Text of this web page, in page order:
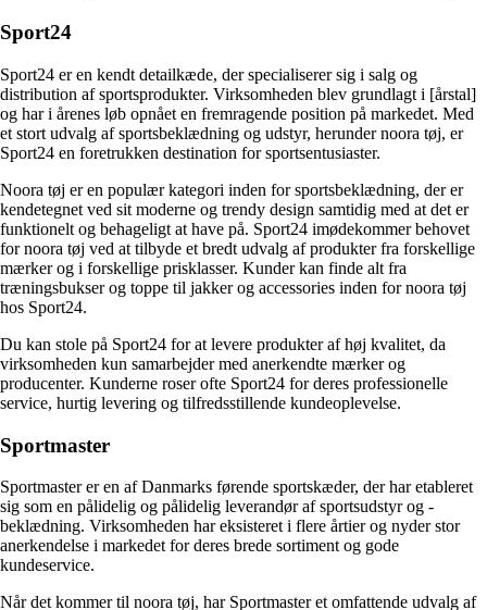
Sport24
Sport24 er en kendt detailkæde, der specialiserer sig i salg og
distribution af sportsprodukter. Virksomheden blev grundlagt i [årstal]
og har i årenes løb opnået en fremragende position på markedet. Med
et stort udvalg af sportsbeklædning og udstyr, herunder noora tøj, er
Sport24 en foretrukken destination for sportsentusiaster.
Noora tøj er en populær kategori inden for sportsbeklædning, der er
kendetegnet ved sit moderne og trendy design samtidig med at det er
funktionelt og behageligt at have på. Sport24 imødekommer behovet
for noora tøj ved at tilbyde et bredt udvalg af produkter fra forskellige
mærker og i forskellige prisklasser. Kunder kan finde alt fra
træningsbukser og toppe til jakker og accessories inden for noora tøj
hos Sport24.
Du kan stole på Sport24 for at levere produkter af høj kvalitet, da
virksomheden kun samarbejder med anerkendte mærker og
producenter. Kunderne roser ofte Sport24 for deres professionelle
service, hurtig levering og tilfredsstillende kundeoplevelse.
Sportmaster
Sportmaster er en af Danmarks førende sportskæder, der har etableret
sig som en pålidelig og pålidelig leverandør af sportsudstyr og -
beklædning. Virksomheden har eksisteret i flere årtier og nyder stor
anerkendelse i markedet for deres brede sortiment og gode
kundeservice.
Når det kommer til noora tøj, har Sportmaster et omfattende udvalg af